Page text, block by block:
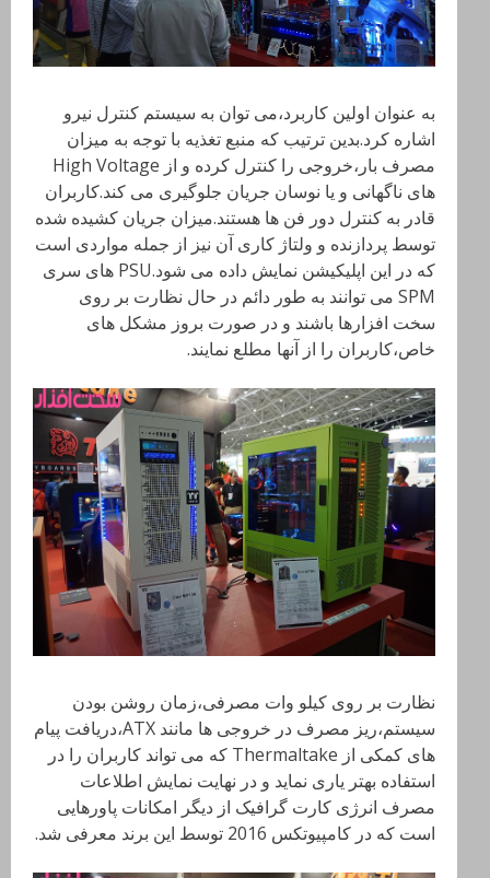
به عنوان اولین کاربرد،می توان به سیستم کنترل نیرو
اشاره کرد.بدین ترتیب که منبع تغذیه با توجه به میزان
مصرف بار،خروجی را کنترل کرده و از High Voltage
های ناگهانی و یا نوسان جریان جلوگیری می کند.کاربران
قادر به کنترل دور فن ها هستند.میزان جریان کشیده شده
توسط پردازنده و ولتاژ کاری آن نیز از جمله مواردی است
که در این اپلیکیشن نمایش داده می شود.PSU های سری
SPM می توانند به طور دائم در حال نظارت بر روی
سخت افزارها باشند و در صورت بروز مشکل های
خاص،کاربران را از آنها مطلع نمایند.
نظارت بر روی کیلو وات مصرفی،زمان روشن بودن
سیستم،ریز مصرف در خروجی ها مانند
ATX،دریافت پیام
های کمکی از Thermaltake
که می تواند کاربران را در
استفاده بهتر یاری نماید و در نهایت نمایش اطلاعات
مصرف انرژی کارت گرافیک از دیگر امکانات پاورهایی
است که در کامپیوتکس 2016 توسط این برند معرفی شد.